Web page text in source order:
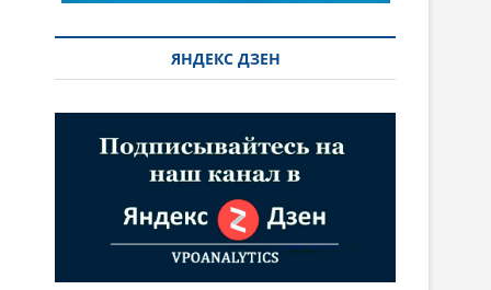
ЯНДЕКС ДЗЕН